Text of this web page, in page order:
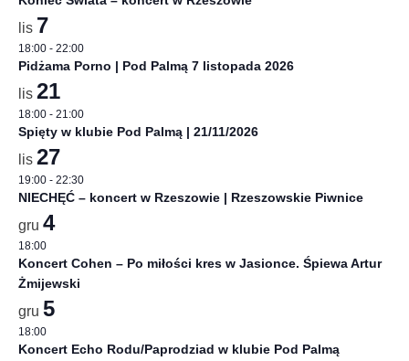
lis 7
18:00 - 22:00
Pidżama Porno | Pod Palmą 7 listopada 2026
lis 21
18:00 - 21:00
Spięty w klubie Pod Palmą | 21/11/2026
lis 27
19:00 - 22:30
NIECHĘĆ – koncert w Rzeszowie | Rzeszowskie Piwnice
gru 4
18:00
Koncert Cohen – Po miłości kres w Jasionce. Śpiewa Artur
Żmijewski
gru 5
18:00
Koncert Echo Rodu/Paprodziad w klubie Pod Palmą